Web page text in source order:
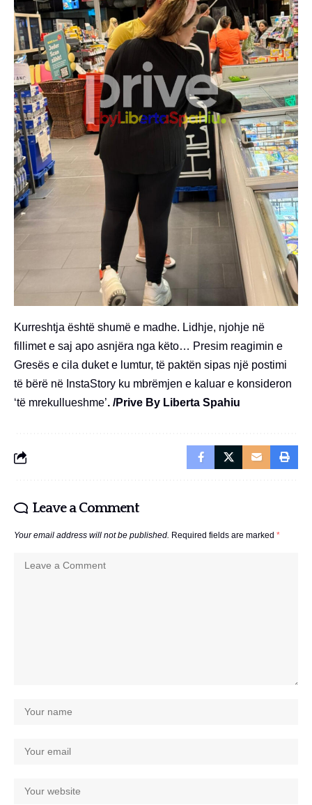
Kurreshtja është shumë e madhe. Lidhje, njohje në
fillimet e saj apo asnjëra nga këto… Presim reagimin e
Gresës e cila duket e lumtur, të paktën sipas një postimi
të bërë në InstaStory ku mbrëmjen e kaluar e konsideron
‘të mrekullueshme’. /Prive By Liberta Spahiu
Leave a Comment
Your email address will not be published. Required fields are marked *